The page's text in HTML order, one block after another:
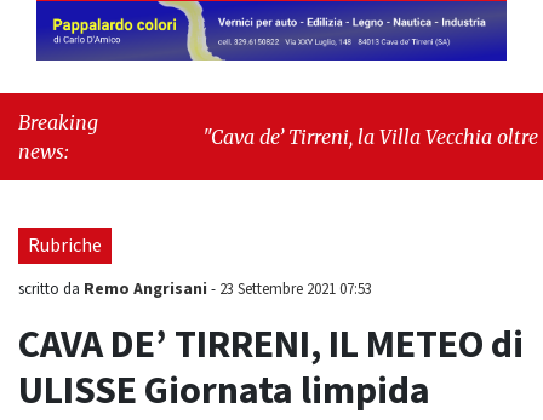
Breaking
news:
"Cava de’ Tirreni, la Villa Vecchia oltre i
Rubriche
scritto da Remo Angrisani - 23 Settembre 2021 07:53
CAVA DE’ TIRRENI, IL METEO di
ULISSE Giornata limpida